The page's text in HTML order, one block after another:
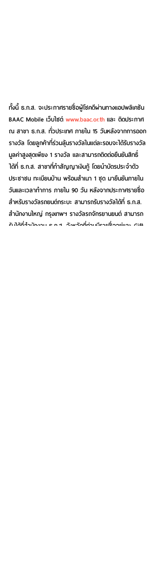
ทั้งนี้ ธ.ก.ส. จะประกาศรายชื่อผู้โชคดีผ่านทางแอปพลิเคชัน
BAAC Mobile เว็บไซต์ www.baac.or.th และ ติดประกาศ
ณ สาขา ธ.ก.ส. ทั่วประเทศ ภายใน 15 วันหลังจากการออก
รางวัล โดยลูกค้าที่ร่วมลุ้นรางวัลในแต่ละรอบจะได้รับรางวัล
มูลค่าสูงสุดเพียง 1 รางวัล และสามารถติดต่อยืนยันสิทธิ์
ได้ที่ ธ.ก.ส. สาขาที่ทำสัญญาเงินกู้ โดยนำบัตรประจำตัว
ประชาชน ทะเบียนบ้าน พร้อมสำเนา 1 ชุด มายืนยันภายใน
วันและเวลาทำการ ภายใน 90 วัน หลังจากประกาศรายชื่อ
สำหรับรางวัลรถยนต์กระบะ สามารถรับรางวัลได้ที่ ธ.ก.ส.
สำนักงานใหญ่ กรุงเทพฯ รางวัลรถจักรยานยนต์ สามารถ
รับได้ที่สำนักงาน ธ.ก.ส. จังหวัดที่ท่านมีรายชื่ออยู่และ Gift